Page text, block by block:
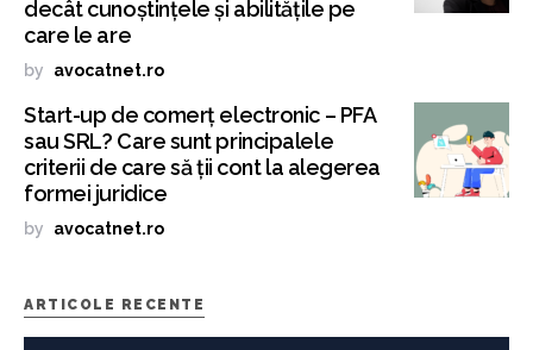
decât cunoștințele și abilitățile pe
care le are
by avocatnet.ro
Start-up de comerț electronic – PFA
sau SRL? Care sunt principalele
criterii de care să ții cont la alegerea
formei juridice
by avocatnet.ro
ARTICOLE RECENTE